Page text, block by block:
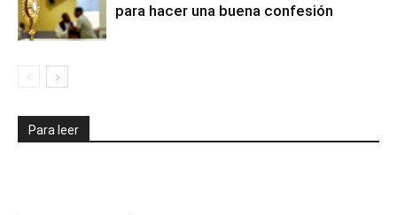
para hacer una buena confesión
Para leer